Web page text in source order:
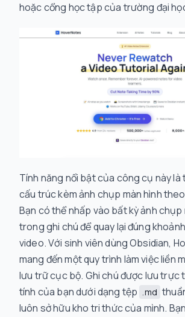
hoặc cổng học tập của trường đại
Tính năng nổi bật của công cụ này là
cấu trúc kèm ảnh chụp màn hình
Bạn có thể nhấp vào bất kỳ ảnh chụp
trong ghi chú để quay lại đúng
video. Với sinh viên dùng Obsidian,
mang đến một quy trình làm việc liền
lưu trữ cục bộ. Ghi chú được lưu trực
tính của bạn dưới dạng tệp .md
luôn sở hữu kho tri thức của mình.